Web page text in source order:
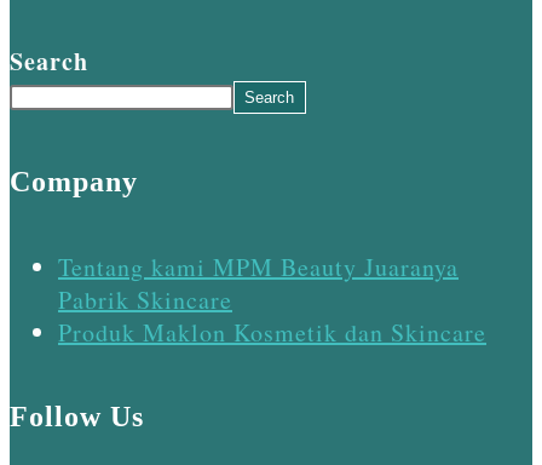
Search
Search
Company
Tentang kami MPM Beauty Juaranya
Pabrik Skincare
Produk Maklon Kosmetik dan Skincare
Follow Us